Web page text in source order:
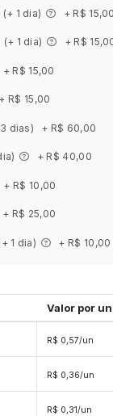
(+ 1 dia) + R$ 15,00
(+ 1 dia) + R$
+ R$ 15,00
+ R$ 15,00
dias) + R$ 60,00
+ R$ 40,00
+ R$ 10,00
+ R$ 25,00
1 dia) + R$ 10,00
Valor por
R$ 0,57/un
R$ 0,36/un
R$ 0,31/un